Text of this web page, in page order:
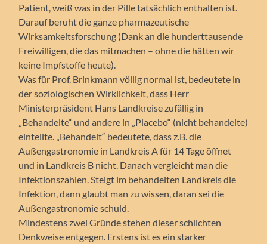
Patient, weiß was in der Pille tatsächlich enthalten ist.
Darauf beruht die ganze pharmazeutische
Wirksamkeitsforschung (Dank an die hunderttausende
Freiwilligen, die das mitmachen – ohne die hätten wir
keine Impfstoffe heute).
Was für Prof. Brinkmann völlig normal ist, bedeutete in
der soziologischen Wirklichkeit, dass Herr
Ministerpräsident Hans Landkreise zufällig in
„Behandelte“ und andere in „Placebo“ (nicht behandelte)
einteilte. „Behandelt“ bedeutete, dass z.B. die
Außengastronomie in Landkreis A für 14 Tage öffnet
und in Landkreis B nicht. Danach vergleicht man die
Infektionszahlen. Steigt im behandelten Landkreis die
Infektion, dann glaubt man zu wissen, daran sei die
Außengastronomie schuld.
Mindestens zwei Gründe stehen dieser schlichten
Denkweise entgegen. Erstens ist es ein starker